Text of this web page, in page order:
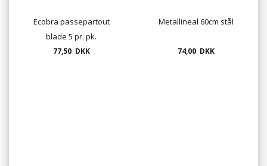
Ecobra passepartout
blade 5 pr. pk.
77,50 DKK
Metallineal 60cm stål
74,00 DKK